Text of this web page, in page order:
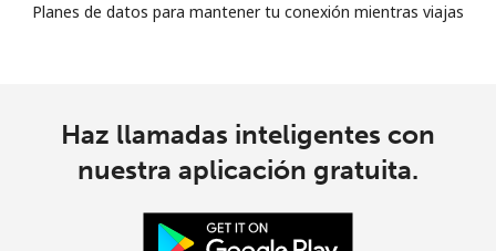
Planes de datos para mantener tu conexión mientras viajas
Haz llamadas inteligentes con
nuestra aplicación gratuita.